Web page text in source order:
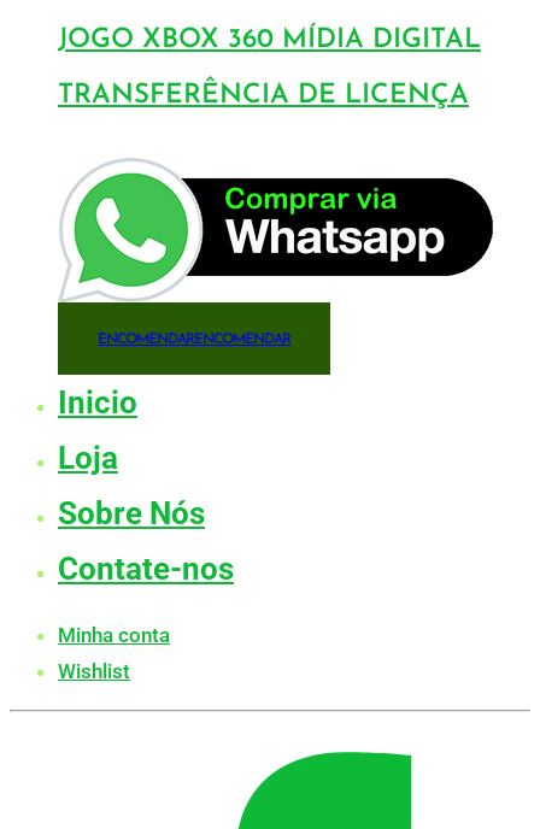
JOGO XBOX 360 MÍDIA DIGITAL
TRANSFERÊNCIA DE LICENÇA
ENCOMENDARENCOMENDAR
Inicio
Loja
Sobre Nós
Contate-nos
Minha conta
Wishlist